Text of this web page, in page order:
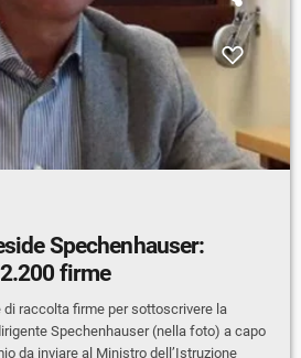
Spechenhauser:
firme
raccolta firme per sottoscrivere la
Spechenhauser (nella foto) a capo
da inviare al Ministro dell’Istruzione